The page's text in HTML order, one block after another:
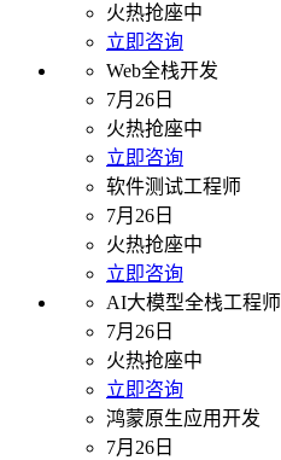
火热抢座中
立即咨询
Web全栈开发
7月26日
火热抢座中
立即咨询
软件测试工程师
7月26日
火热抢座中
立即咨询
AI大模型全栈工程师
7月26日
火热抢座中
立即咨询
鸿蒙原生应用开发
7月26日